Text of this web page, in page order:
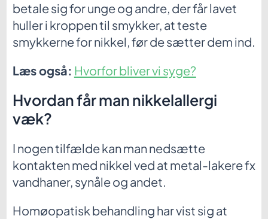
betale sig for unge og andre, der får lavet
huller i kroppen til smykker, at teste
smykkerne for nikkel, før de sætter dem ind.
Læs også: Hvorfor bliver vi syge?
Hvordan får man nikkelallergi
væk?
I nogen tilfælde kan man nedsætte
kontakten med nikkel ved at metal-lakere fx
vandhaner, synåle og andet.
Homøopatisk behandling har vist sig at